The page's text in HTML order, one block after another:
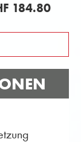
184.80